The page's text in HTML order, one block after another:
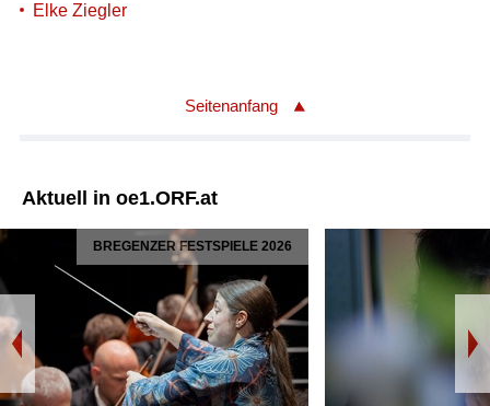
Elke Ziegler
Seitenanfang
Aktuell in oe1.ORF.at
BREGENZER FESTSPIELE 2026